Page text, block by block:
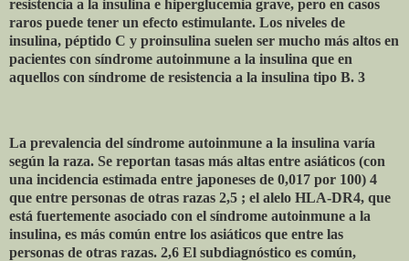
resistencia a la insulina e hiperglucemia grave, pero en casos
raros puede tener un efecto estimulante. Los niveles de
insulina, péptido C y proinsulina suelen ser mucho más altos en
pacientes con síndrome autoinmune a la insulina que en
aquellos con síndrome de resistencia a la insulina tipo B. 3
La prevalencia del síndrome autoinmune a la insulina varía
según la raza. Se reportan tasas más altas entre asiáticos (con
una incidencia estimada entre japoneses de 0,017 por 100) 4
que entre personas de otras razas 2,5 ; el alelo HLA-DR4, que
está fuertemente asociado con el síndrome autoinmune a la
insulina, es más común entre los asiáticos que entre las
personas de otras razas. 2,6 El subdiagnóstico es común,